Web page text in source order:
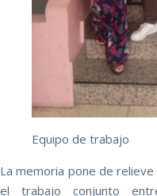
Equipo de trabajo
La memoria pone de
el trabajo conjunto